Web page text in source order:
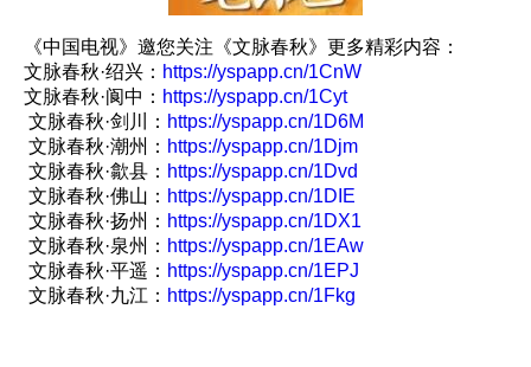
《中国电视》邀您关注《文脉春秋》更多精彩内容：
文脉春秋·绍兴： https://yspapp.cn/1CnW
文脉春秋·阆中： https://yspapp.cn/1Cyt
文脉春秋·剑川： https://yspapp.cn/1D6M
文脉春秋·潮州： https://yspapp.cn/1Djm
文脉春秋·歙县： https://yspapp.cn/1Dvd
文脉春秋·佛山： https://yspapp.cn/1DIE
文脉春秋·扬州： https://yspapp.cn/1DX1
文脉春秋·泉州： https://yspapp.cn/1EAw
文脉春秋·平遥： https://yspapp.cn/1EPJ
文脉春秋·九江： https://yspapp.cn/1Fkg